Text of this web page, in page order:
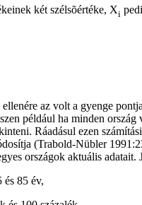
két szélsõértéke, Xi
az volt a gyenge
például ha minden
Ráadásul ezen
(Trabold-Nübler
országok aktuális
és 85 év,